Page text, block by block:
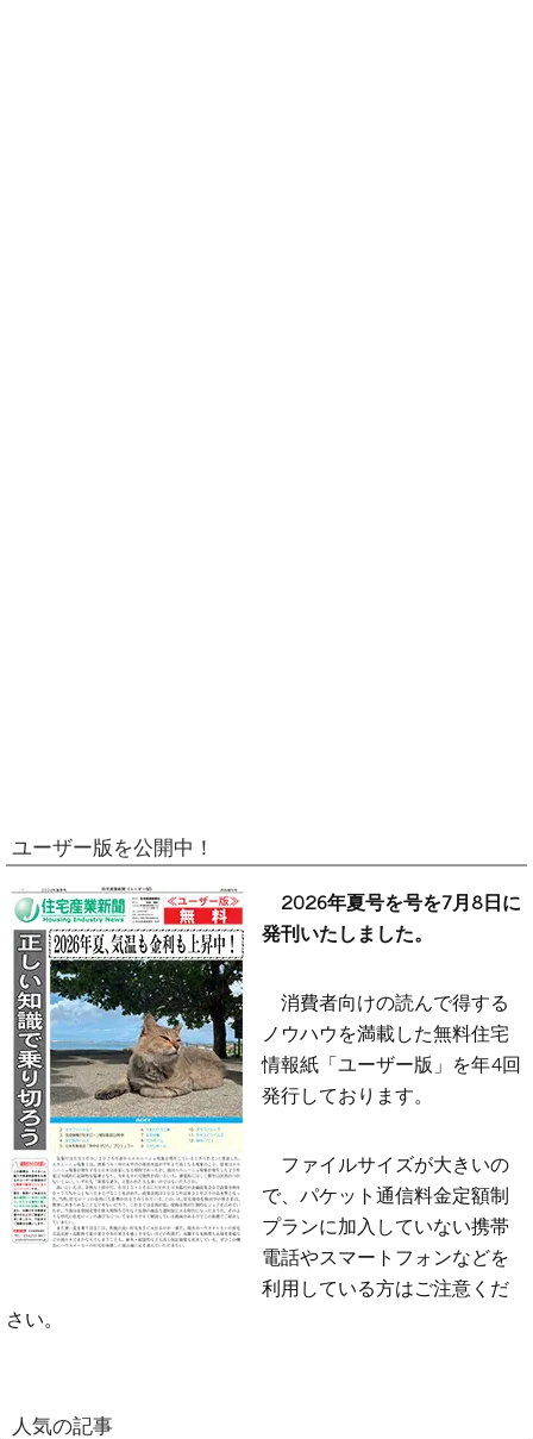
ユーザー版を公開中！
2026年夏号を号を7月8日に
発刊いたしました。
消費者向けの読んで得する
ノウハウを満載した無料住宅
情報紙「ユーザー版」を年4回
発行しております。
ファイルサイズが大きいの
で、パケット通信料金定額制
プランに加入していない携帯
電話やスマートフォンなどを
利用している方はご注意くだ
さい。
人気の記事